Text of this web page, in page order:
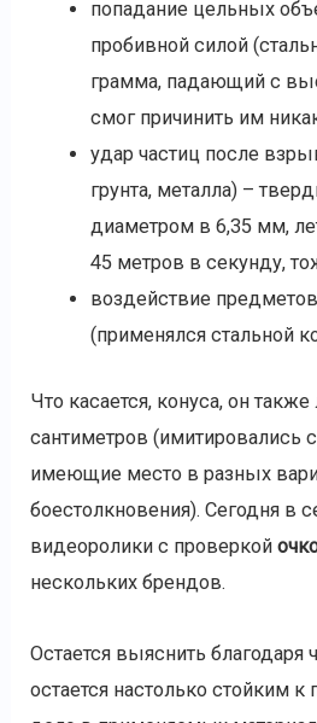
попадание цельных
пробивной силой
грамма, падающий с
смог причинить им
удар частиц после
грунта, металла) –
диаметром в 6,35 мм,
45 метров в секунду,
воздействие
(применялся стальной
Что касается, конуса, он
сантиметров (имитировались
имеющие место в разных
боестолкновения). Сегодня в
видеоролики с проверкой
нескольких брендов.
Остается выяснить благодаря
остается настолько стойким